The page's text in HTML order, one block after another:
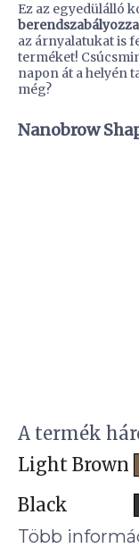
Ez az egyedülálló
az árnyalatukat is
terméket!
napon át a helyén
még?
Nanobrow
A termék
Light Brown
Black
Több